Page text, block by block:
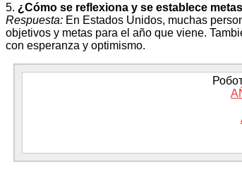
5. ¿Cómo se reflexiona y se establece
Respuesta: En Estados Unidos, muchas
objetivos y metas para el año que viene.
con esperanza y optimismo.